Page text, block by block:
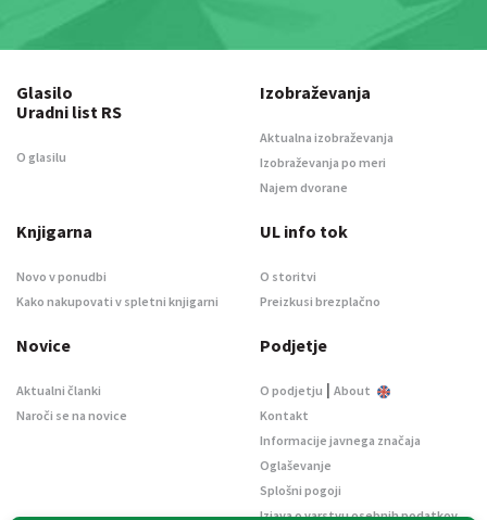
Glasilo
Uradni list RS
O glasilu
Izobraževanja
Aktualna izobraževanja
Izobraževanja po meri
Najem dvorane
Knjigarna
Novo v ponudbi
Kako nakupovati v spletni knjigarni
UL info tok
O storitvi
Preizkusi brezplačno
Novice
Aktualni članki
Naroči se na novice
Podjetje
O podjetju | About
Kontakt
Informacije javnega značaja
Oglaševanje
Splošni pogoji
Izjava o varstvu osebnih podatkov